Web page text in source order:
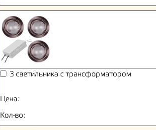
3 светильника с трансформатором
Цена:
Кол-во: